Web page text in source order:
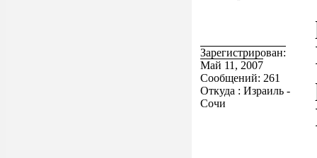
Зарегистрирован:
Май 11, 2007
Сообщений: 261
Откуда : Израиль -
Сочи